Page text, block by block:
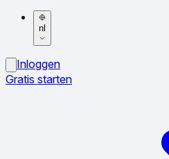
nl
Inloggen
Gratis starten